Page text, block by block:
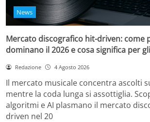
News
Mercato discografico hit-driven: come
dominano il 2026 e cosa significa per
Redazione 4 Agosto 2026
Il mercato musicale concentra ascolti
mentre la coda lunga si assottiglia.
algoritmi e AI plasmano il mercato
driven nel 20